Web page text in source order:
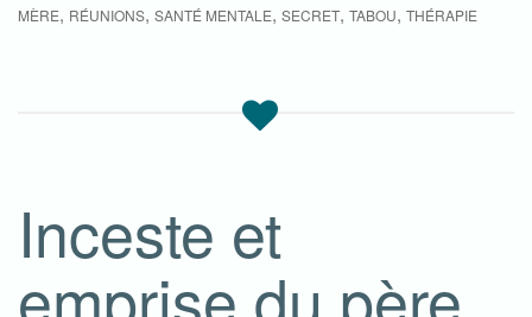
MÈRE, RÉUNIONS, SANTÉ MENTALE, SECRET, TABOU, THÉRAPIE
Inceste et
emprise du père